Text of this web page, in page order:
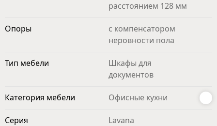
расстоянием 128 мм
Опоры
с компенсатором
неровности пола
Тип мебели
Шкафы для
документов
Категория мебели Офисные кухни
Серия Lavana